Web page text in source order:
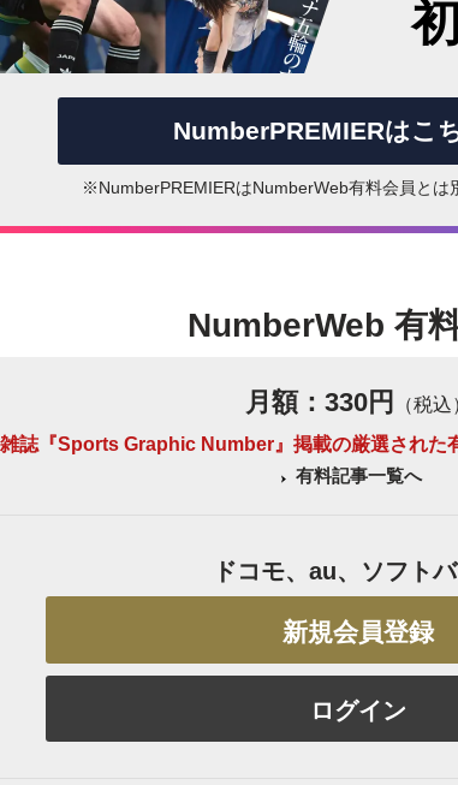
NumberPREMIERはこ
※NumberPREMIERはNumberWeb有料会員とは
NumberWeb 有
月額：330円
（税込
雑誌『Sports Graphic Number』掲載の厳選された
有料記事一覧へ
ドコモ、au、ソフト
新規会員登録
ログイン